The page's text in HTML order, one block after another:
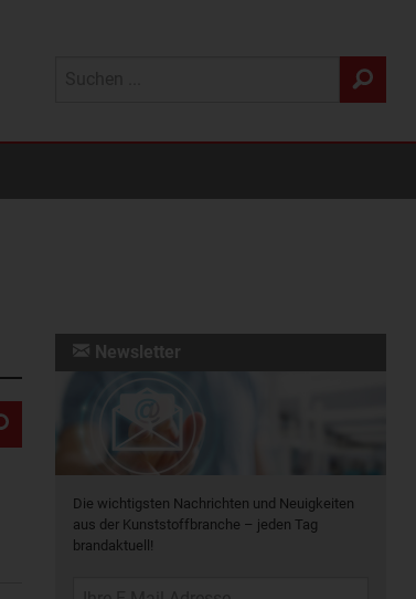
Newsletter
Die wichtigsten Nachrichten und Neuigkeiten
aus der Kunststoffbranche – jeden Tag
brandaktuell!